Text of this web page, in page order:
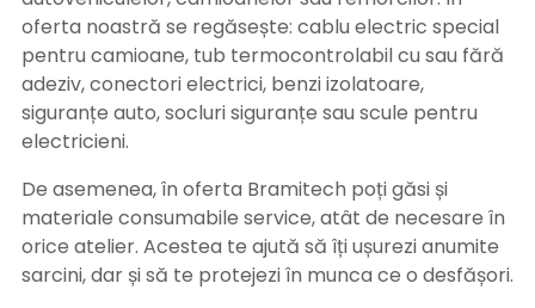
oferta noastră se regăsește: cablu electric special
pentru camioane, tub termocontrolabil cu sau fără
adeziv, conectori electrici, benzi izolatoare,
siguranțe auto, socluri siguranțe sau scule pentru
electricieni.
De asemenea, în oferta Bramitech poți găsi și
materiale consumabile service, atât de necesare în
orice atelier. Acestea te ajută să îți ușurezi anumite
sarcini, dar și să te protejezi în munca ce o desfășori.